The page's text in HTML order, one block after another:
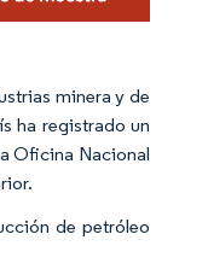
minera y de
ha registrado un
Oficina Nacional
de petróleo